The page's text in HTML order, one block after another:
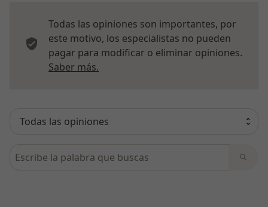
Todas las opiniones son importantes, por
este motivo, los especialistas no pueden
pagar para modificar o eliminar opiniones.
Saber más.
Busca en opiniones